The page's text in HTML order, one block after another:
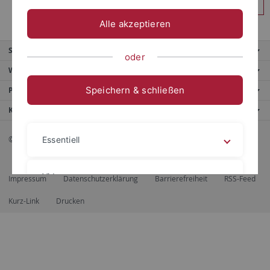
Service
Weitere Angebote
Portale
Kontaktinfo
© 2026 Eberhard Karls Universität Tübingen, Tübingen
Impressum Datenschutzerklärung Barrierefreiheit RSS-Feed
Kurz-Link Drucken
Alle akzeptieren
oder
Speichern & schließen
Essentiell
Videos